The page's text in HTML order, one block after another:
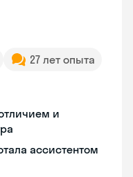
27 лет опыта
и
ассистентом